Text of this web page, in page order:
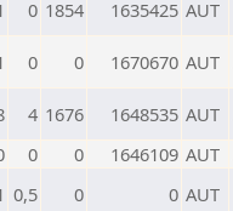
0 1854 1635425 AUT
0 0 1670670 AUT
4 1676 1648535 AUT
0 0 1646109 AUT
0,5 0 0 AUT